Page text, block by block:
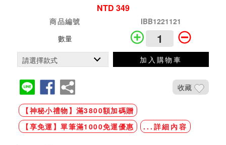
NTD 349
商品編號
IBB1221121
數量
加入購物車
收藏
【神秘小禮物】滿3800額加碼贈
【享免運】單筆滿1000免運優惠
...詳細內容